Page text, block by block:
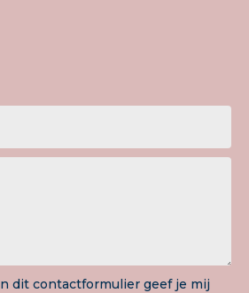
dit contactformulier geef je mij